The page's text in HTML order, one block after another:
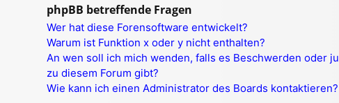
phpBB betreffende Fragen
Wer hat diese Forensoftware entwickelt?
Warum ist Funktion x oder y nicht enthalten?
An wen soll ich mich wenden, falls es Beschwerden oder
zu diesem Forum gibt?
Wie kann ich einen Administrator des Boards kontaktieren?